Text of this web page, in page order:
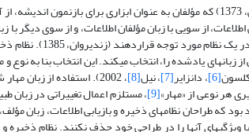
، روابط میان این نشانه‌ها و قراردادهای اجتماعی است (مشکوه الدینی، 1373) که مؤلفان به عنوان ابزاری
از سویی با زبان مؤلفان اطلاعات، و از سوی دیگر با
و بازیابی اطلاعات، و در نهایت با زبان کاربران
از زبانهای یادشده را، انتخاب می­کند. این انتخاب بنا به نوع
[6] ، دانزایر[7] ، نیل[8] ، 2002). استفاده از زبان
هر نوعی از «مهار»[9] ، مستلزم اعمال تغییراتی در زبان
که طراحان نظامهای ذخیره و بازیابی اطلاعات، زبان
آنها را در طراحی خود حذف نکنند. نظام ذخیره و